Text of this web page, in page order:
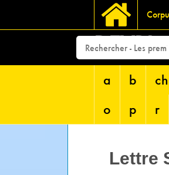
DEVRI
a b ch
o
p r
Lettre